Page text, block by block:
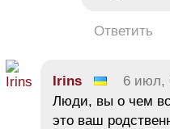
Ответить
Irins 6 июл,
Люди, вы о чем
это ваш